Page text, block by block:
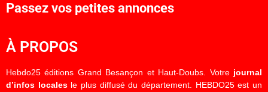
Passez vos petites annonces
À PROPOS
Hebdo25 éditions Grand Besançon et Haut-Doubs. Votre journal
d’infos localesle plus diffusé du département. HEBDO25 est un